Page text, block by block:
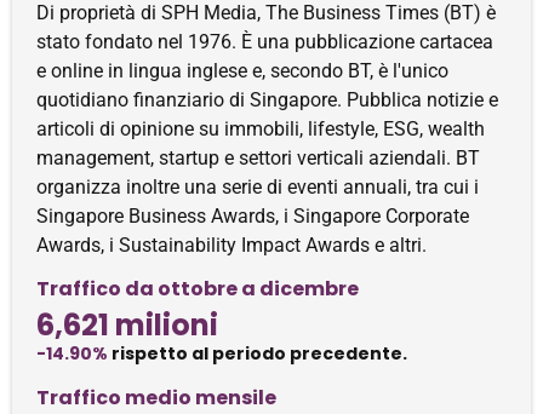
Di proprietà di SPH Media, The Business Times (BT) è
stato fondato nel 1976. È una pubblicazione cartacea
e online in lingua inglese e, secondo BT, è l'unico
quotidiano finanziario di Singapore. Pubblica notizie e
articoli di opinione su immobili, lifestyle, ESG, wealth
management, startup e settori verticali aziendali. BT
organizza inoltre una serie di eventi annuali, tra cui i
Singapore Business Awards, i Singapore Corporate
Awards, i Sustainability Impact Awards e altri.
Traffico da ottobre a dicembre
6,621 milioni
-14.90% rispetto al periodo precedente.
Traffico medio mensile